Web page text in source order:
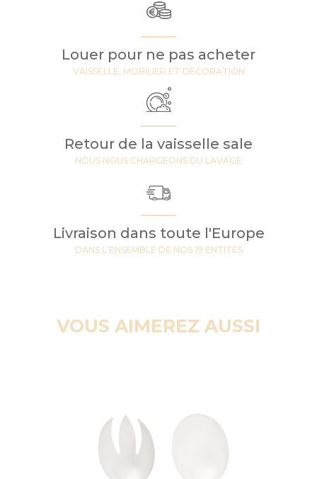
Louer pour ne pas acheter
VAISSELLE, MOBILIER ET DECORATION
Retour de la vaisselle sale
NOUS NOUS CHARGEONS DU LAVAGE
Livraison dans toute l'Europe
DANS L'ENSEMBLE DE NOS 19 ENTITES
VOUS AIMEREZ AUSSI